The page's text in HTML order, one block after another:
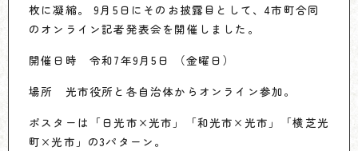
枚に凝縮。 9月5日にそのお披露目として、4市町合同
のオンライン記者発表会を開催しました。
開催日時 令和7年9月5日 （金曜日）
場所 光市役所と各自治体からオンライン参加。
ポスターは「日光市×光市」「和光市×光市」「横芝光
町×光市」の3パターン。